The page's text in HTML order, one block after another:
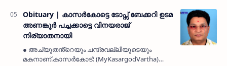
മെഡിക്കൽ കോളജ് സ്ഥാപകരിൽ…
Obituary | കാസർകോട്ടെ ടോപ്സ് ബേക്കറി ഉടമ
അണങ്കൂർ പച്ചക്കാട്ടെ വിനയരാജ്
നിര്യാതനായി
● അച്യുതൻ്റെയും ചന്ദ്രവല്ലിയുടെയും
മകനാണ്.കാസർകോട്: (MyKasargodVartha)